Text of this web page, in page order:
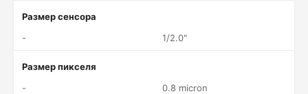
Размер сенсора
-
1/2.0"
Размер пикселя
-
0.8 micron